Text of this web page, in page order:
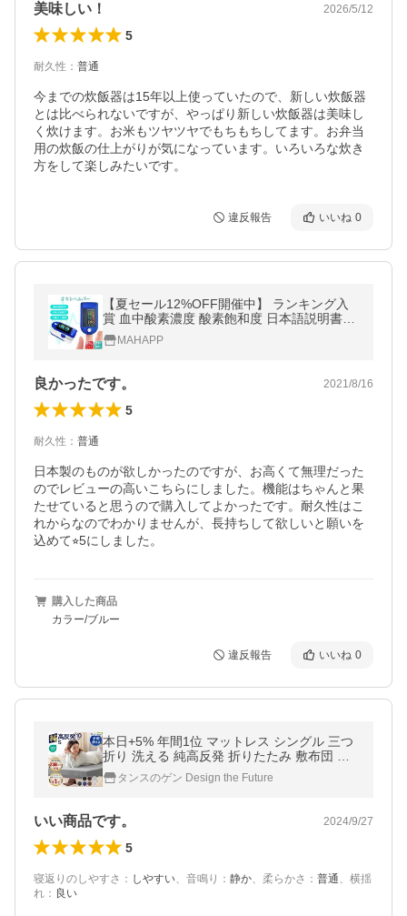
美味しい！ 2026/5/12
5
耐久性 ： 普通
今までの炊飯器は15年以上使っていたので、新しい炊飯器
とは比べられないですが、やっぱり新しい炊飯器は美味し
く炊けます。お米もツヤツヤでもちもちしてます。お弁当
用の炊飯の仕上がりが気になっています。いろいろな炊き
方をして楽しみたいです。
違反報告 いいね 0
【夏セール12%OFF開催中】 ランキング入
賞 血中酸素濃度 酸素飽和度 日本語説明書付
き 家庭用 血中酸素 SPO2 脈拍 心拍 計 測定
器 介護 山登り
MAHAPP
良かったです。 2021/8/16
5
耐久性 ： 普通
日本製のものが欲しかったのですが、お高くて無理だった
のでレビューの高いこちらにしました。機能はちゃんと果
たせていると思うので購入してよかったです。耐久性はこ
れからなのでわかりませんが、長持ちして欲しいと願いを
込めて⭐︎5にしました。
購入した商品
カラー/ブルー
違反報告 いいね 0
本日+5% 年間1位 マットレス シングル 三つ
折り 洗える 純高反発 折りたたみ 敷布団 高
反発マットレス 丸洗い ベッドマット ベッド
マットレス 極厚10cm 高反発
タンスのゲン Design the Future
いい商品です。 2024/9/27
5
寝返りのしやすさ ： しやすい、 音鳴り ： 静か、 柔らかさ ： 普通、 横揺
れ ： 良い